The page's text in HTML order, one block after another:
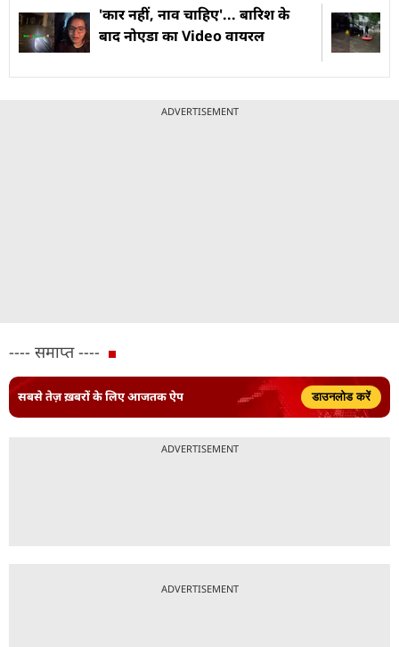
'कार नहीं, नाव चाहिए'... बारिश के
बाद नोएडा का Video वायरल
ADVERTISEMENT
---- समाप्त ----
सबसे तेज़ ख़बरों के लिए आजतक ऐप डाउनलोड करें
ADVERTISEMENT
ADVERTISEMENT